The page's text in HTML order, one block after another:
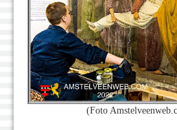
(Foto